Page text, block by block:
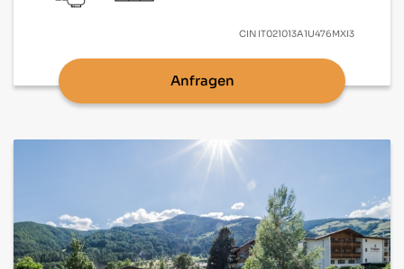
CIN IT021013A1U476MXI3
Anfragen